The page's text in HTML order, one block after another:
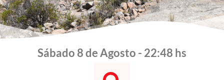
Sábado 8 de Agosto - 22:48 hs